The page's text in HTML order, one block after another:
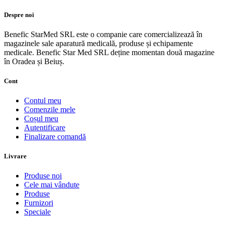
Despre noi
Benefic StarMed SRL este o companie care comercializează în
magazinele sale aparatură medicală, produse și echipamente
medicale. Benefic Star Med SRL deține momentan două magazine
în Oradea și Beiuș.
Cont
Contul meu
Comenzile mele
Coșul meu
Autentificare
Finalizare comandă
Livrare
Produse noi
Cele mai vândute
Produse
Furnizori
Speciale